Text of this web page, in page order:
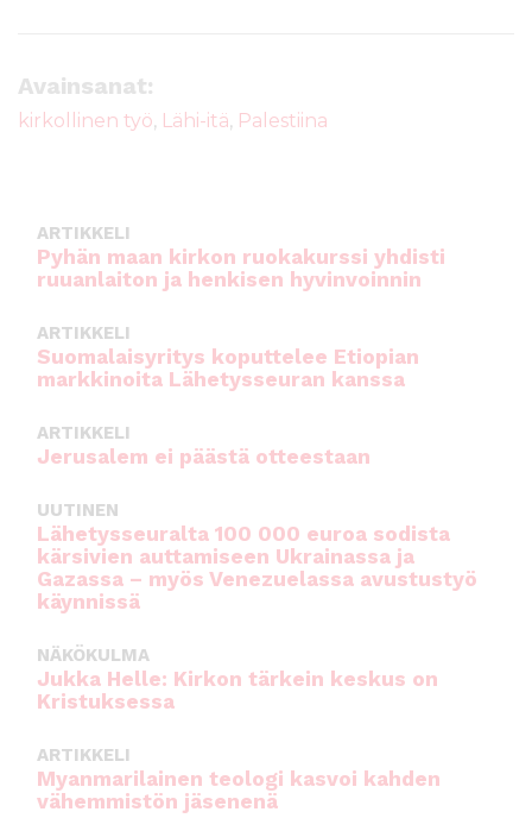
e
b
k
te
r
A
Avainsanat:
kirkollinen työ, Lähi-itä, Palestiina
ARTIKKELI
Pyhän maan kirkon ruokakurssi yhdisti
ruuanlaiton ja henkisen hyvinvoinnin
ARTIKKELI
Suomalaisyritys koputtelee Etiopian
markkinoita Lähetysseuran kanssa
ARTIKKELI
Jerusalem ei päästä otteestaan
UUTINEN
Lähetysseuralta 100 000 euroa sodista
kärsivien auttamiseen Ukrainassa ja
Gazassa – myös Venezuelassa avustustyö
käynnissä
NÄKÖKULMA
Jukka Helle: Kirkon tärkein keskus on
Kristuksessa
ARTIKKELI
Myanmarilainen teologi kasvoi kahden
vähemmistön jäsenenä